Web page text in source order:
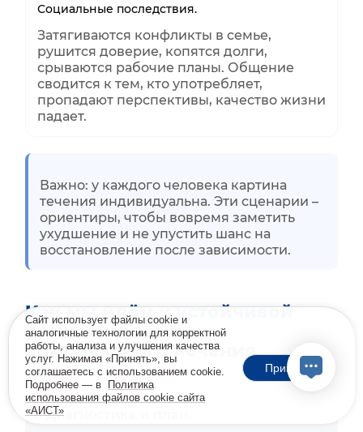
Социальные последствия.
Затягиваются конфликты в семье,
рушится доверие, копятся долги,
срываются рабочие планы. Общение
сводится к тем, кто употребляет,
пропадают перспективы, качество жизни
падает.
Важно: у каждого человека картина
течения индивидуальна. Эти сценарии –
ориентиры, чтобы вовремя заметить
ухудшение и не упустить шанс на
восстановление после зависимости.
Как мы идём к устойчивой
ремиссии: этапы
комплексного лечения
1. Диагностика и план.
Сайт использует файлы cookie и
аналогичные технологии для корректной
работы, анализа и улучшения качества
услуг. Нажимая «Принять», вы
соглашаетесь с использованием cookie.
Подробнее — в
Политика
использования файлов cookie сайта
«АИСТ»
Принять